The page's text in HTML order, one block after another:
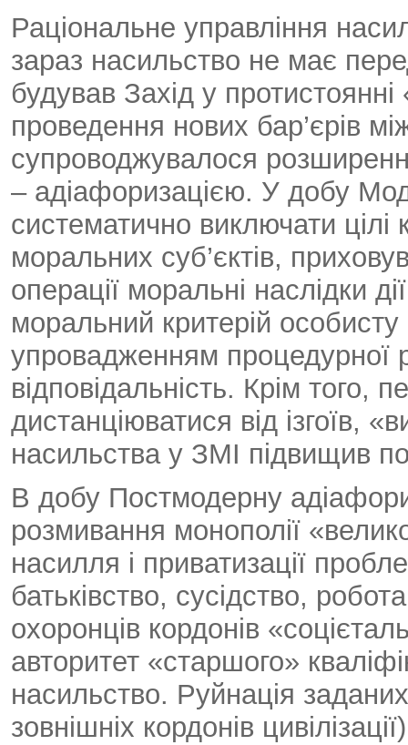
Раціональне управління
зараз насильство не має
будував Захід у
проведення нових бар’єрів
супроводжувалося
– адіафоризацією. У добу
систематично виключати цілі
моральних суб’єктів,
операції моральні наслідки
моральний критерій особисту
упровадженням процедурної
відповідальність. Крім того,
дистанціюватися від ізгоїв,
насильства у ЗМІ підвищив
В добу Постмодерну
розмивання монополії
насилля і приватизації
батьківство, сусідство,
охоронців кордонів
авторитет «старшого»
насильство. Руйнація
зовнішніх кордонів